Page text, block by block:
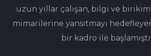
uzun yıllar çalışan, bilgi ve
mimarilerine yansıtmayı
bir kadro ile